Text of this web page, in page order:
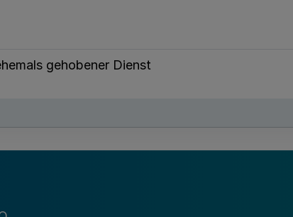
gehobener Dienst
einfacher Dienst